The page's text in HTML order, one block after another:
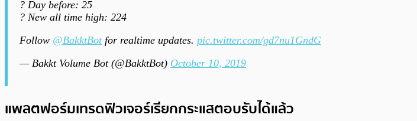
? Day before: 25
? New all time high: 224
Follow @BakktBotfor realtime updates. pic.twitter.com/gd7nu1GndG
— Bakkt Volume Bot (@BakktBot) October 10, 2019
แพลตฟอร์มเทรดฟิวเจอร์เรียกกระแสตอบรับได้แล้ว